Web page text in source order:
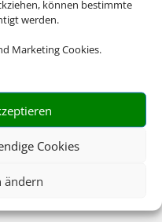
können bestimmte
werden.
Marketing Cookies.
Cookies
ändern